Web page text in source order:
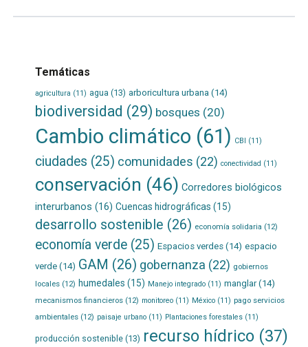
Temáticas
agricultura (11) agua (13) arboricultura urbana(14)
biodiversidad (29) bosques (20)
Cambio climático (61) CBI (11)
ciudades (25) comunidades (22) conectividad (11)
conservación (46) Corredores biológicos
interurbanos (16) Cuencas hidrográficas (15)
desarrollo sostenible (26) economía solidaria (12)
economía verde(25) Espacios verdes(14) espacio
verde(14) GAM (26) gobernanza (22) gobiernos
locales(12) humedales (15) Manejo integrado(11) manglar(14)
mecanismos financieros(12) monitoreo(11) México(11) pago servicios
ambientales(12) paisaje urbano(11) Plantaciones forestales(11)
producción sostenible(13) recurso hídrico(37)